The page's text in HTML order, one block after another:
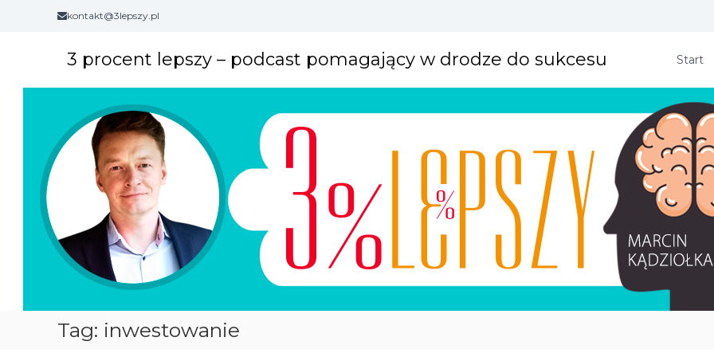
kontakt@3lepszy.pl
3 procent lepszy – podcast pomagający w drodze do sukcesu Start
Tag: inwestowanie